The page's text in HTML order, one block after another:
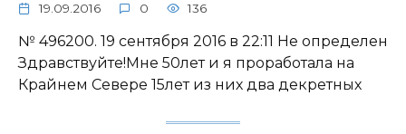
19.09.2016 0 136
№ 496200. 19 сентября 2016 в 22:11 Не определен
Здравствуйте!Мне 50лет и я проработала на
Крайнем Севере 15лет из них два декретных